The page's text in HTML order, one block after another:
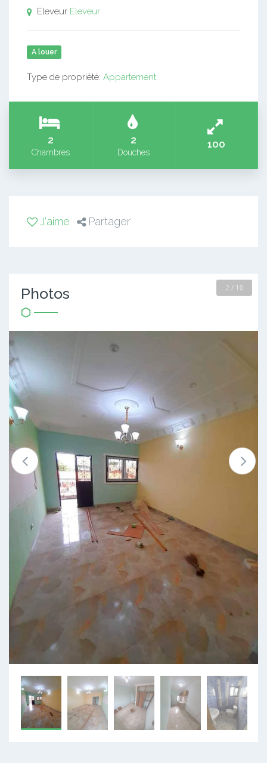
Eleveur Eleveur
A louer
Type de propriété: Appartement
2
Chambres
2
Douches
100
J'aime Partager
Photos 2 / 10